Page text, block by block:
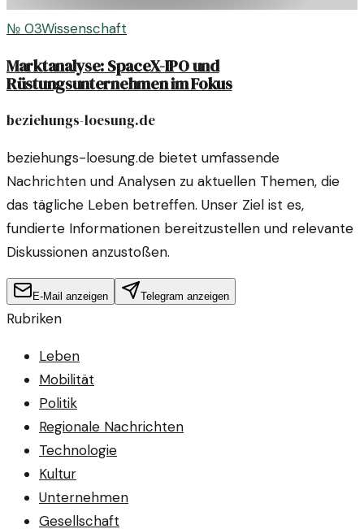
№ 03Wissenschaft
Marktanalyse: SpaceX-IPO und
Rüstungsunternehmen im Fokus
beziehungs-loesung.de
beziehungs-loesung.de bietet umfassende
Nachrichten und Analysen zu aktuellen Themen, die
das tägliche Leben betreffen. Unser Ziel ist es,
fundierte Informationen bereitzustellen und relevante
Diskussionen anzustoßen.
E-Mail anzeigen Telegram anzeigen
Rubriken
Leben
Mobilität
Politik
Regionale Nachrichten
Technologie
Kultur
Unternehmen
Gesellschaft